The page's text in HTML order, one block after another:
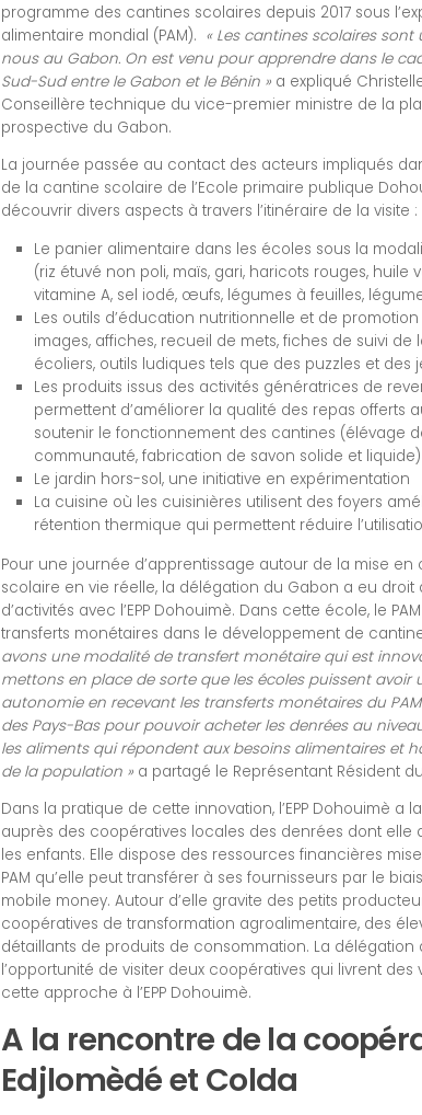
programme des cantines scolaires depuis 2017 sous
alimentaire mondial (PAM). « Les cantines scolaires
nous au Gabon. On est venu pour apprendre dans le
Sud-Sud entre le Gabon et le Bénin » a expliqué
Conseillère technique du vice-premier ministre de la
prospective du Gabon.
La journée passée au contact des acteurs impliqués
de la cantine scolaire de l’Ecole primaire publique
découvrir divers aspects à travers l’itinéraire de la visite :
Le panier alimentaire dans les écoles sous la
(riz étuvé non poli, maïs, gari, haricots rouges, huile
vitamine A, sel iodé, œufs, légumes à feuilles,
Les outils d’éducation nutritionnelle et de
images, affiches, recueil de mets, fiches de suivi de
écoliers, outils ludiques tels que des puzzles et des
Les produits issus des activités génératrices de
permettent d’améliorer la qualité des repas offerts
soutenir le fonctionnement des cantines (élévage
communauté, fabrication de savon solide et liquide)
Le jardin hors-sol, une initiative en expérimentation
La cuisine où les cuisinières utilisent des foyers
rétention thermique qui permettent réduire
Pour une journée d’apprentissage autour de la mise
scolaire en vie réelle, la délégation du Gabon a eu droit
d’activités avec l’EPP Dohouimè. Dans cette école, le
transferts monétaires dans le développement de
avons une modalité de transfert monétaire qui est
mettons en place de sorte que les écoles puissent avoir
autonomie en recevant les transferts monétaires du
des Pays-Bas pour pouvoir acheter les denrées au
les aliments qui répondent aux besoins alimentaires et
de la population » a partagé le Représentant Résident
Dans la pratique de cette innovation, l’EPP Dohouimè a
auprès des coopératives locales des denrées dont elle
les enfants. Elle dispose des ressources financières
PAM qu’elle peut transférer à ses fournisseurs par le
mobile money. Autour d’elle gravite des petits
coopératives de transformation agroalimentaire, des
détaillants de produits de consommation. La délégation
l’opportunité de visiter deux coopératives qui livrent
cette approche à l’EPP Dohouimè.
A la rencontre de la
Edjlomèdé et Colda